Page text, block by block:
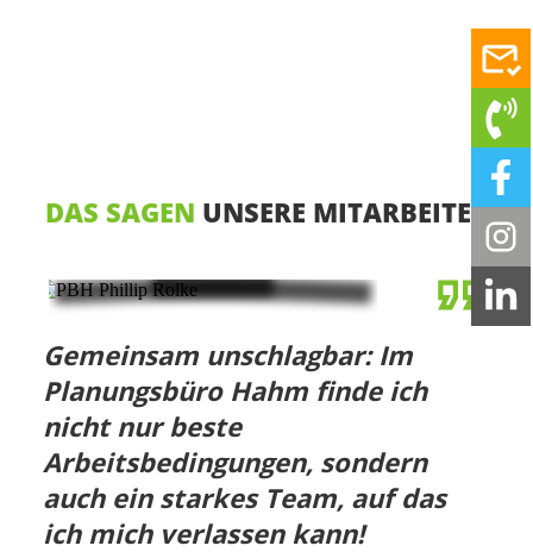
DAS SAGEN UNSERE MITARBEITER
Gemeinsam unschlagbar: Im
Planungsbüro Hahm finde ich
nicht nur beste
Arbeitsbedingungen, sondern
auch ein starkes Team, auf das
ich mich verlassen kann!